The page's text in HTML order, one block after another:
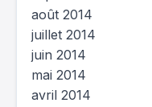
août 2014
juillet 2014
juin 2014
mai 2014
avril 2014